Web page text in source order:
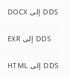
DOCX إلى DDS
EXR إلى DDS
HTML إلى DDS